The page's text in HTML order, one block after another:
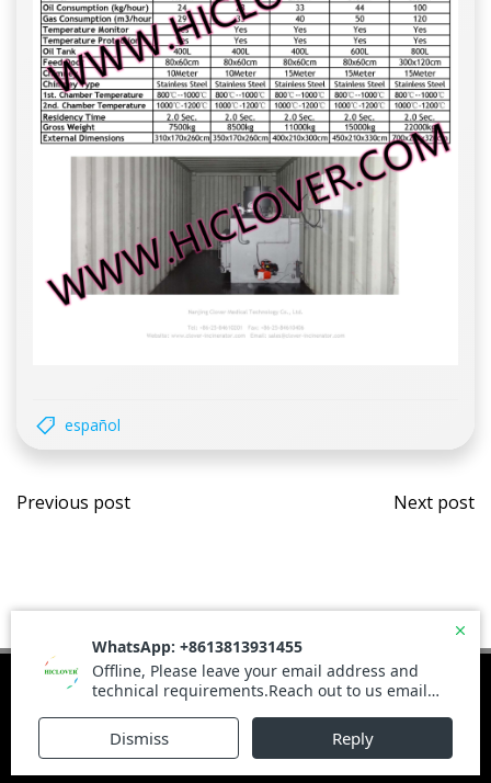
español
Post
Previous post
Post
Next post
© 2026 Haiwoday.com. Built using WordPress and